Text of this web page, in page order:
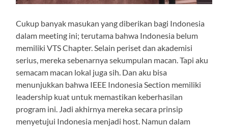
Cukup banyak masukan yang diberikan bagi Indonesia
dalam meeting ini; terutama bahwa Indonesia belum
memiliki VTS Chapter. Selain periset dan akademisi
serius, mereka sebenarnya sekumpulan macan. Tapi aku
semacam macan lokal juga sih. Dan aku bisa
menunjukkan bahwa IEEE Indonesia Section memiliki
leadership kuat untuk memastikan keberhasilan
program ini. Jadi akhirnya mereka secara prinsip
menyetujui Indonesia menjadi host. Namun dalam